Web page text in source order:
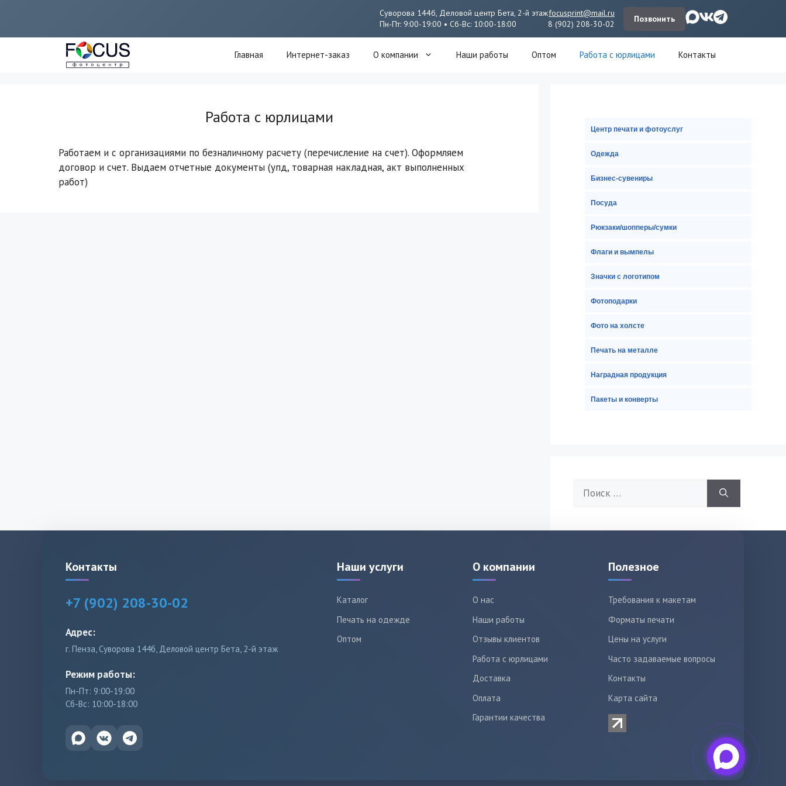
содержимому
Суворова 144б, Деловой центр Бета, 2-й этаж
Пн-Пт: 9:00-19:00 • Сб-Вс: 10:00-18:00
focusprint@mail.ru
8 (902) 208-30-02
Позвонить
Главная Интернет-заказ О компании Наши работы Оптом Работа с юрлицами Контакты
Работа с юрлицами
Работаем и с организациями по безналичному расчету (перечисление на счет). Оформляем
договор и счет. Выдаем отчетные документы (упд, товарная накладная, акт выполненных
работ)
Центр печати и фотоуслуг
Одежда
Бизнес-сувениры
Посуда
Рюкзаки/шопперы/сумки
Флаги и вымпелы
Значки с логотипом
Фотоподарки
Фото на холсте
Печать на металле
Наградная продукция
Пакеты и конверты
Контакты
+7 (902) 208-30-02
Адрес:
г. Пенза, Суворова 144б, Деловой центр Бета, 2-й этаж
Режим работы:
Пн-Пт: 9:00-19:00
Сб-Вс: 10:00-18:00
Наши услуги
Каталог
Печать на одежде
Оптом
О компании
О нас
Наши работы
Отзывы клиентов
Работа с юрлицами
Доставка
Оплата
Гарантии качества
Полезное
Требования к макетам
Форматы печати
Цены на услуги
Часто задаваемые вопросы
Контакты
Карта сайта